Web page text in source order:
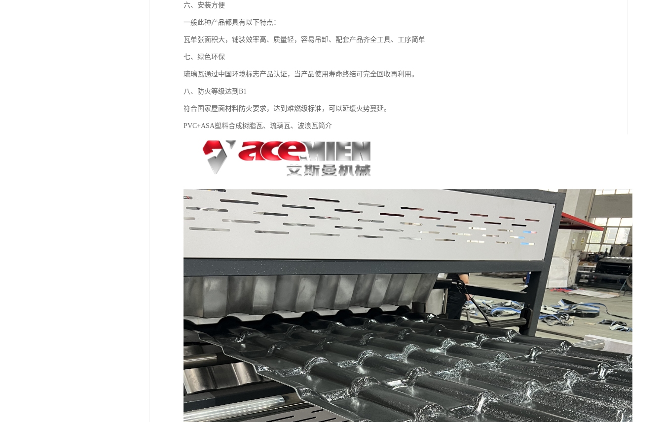
六、安装方便
一般此种产品都具有以下特点：
瓦单张面积大，铺装效率高、质量轻，容易吊卸、配套产品齐全工具、工序简单
七、绿色环保
琉璃瓦通过中国环境标志产品认证，当产品使用寿命终结可完全回收再利用。
八、防火等级达到B1
符合国家屋面材料防火要求，达到难燃级标准，可以延缓火势蔓延。
PVC+ASA塑料合成树脂瓦、琉璃瓦、波浪瓦简介